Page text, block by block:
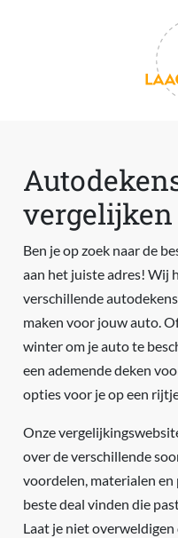
vergelijken
Ben je op zoek naar de
aan het juiste adres! Wij
verschillende
maken voor jouw auto.
winter om je auto te
een ademende deken
opties voor je op een
Onze
over de verschillende
voordelen, materialen en
beste deal vinden die
Laat je niet overweldigen